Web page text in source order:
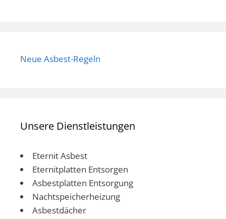
Neue Asbest-Regeln
Unsere Dienstleistungen
Eternit Asbest
Eternitplatten Entsorgen
Asbestplatten Entsorgung
Nachtspeicherheizung
Asbestdächer